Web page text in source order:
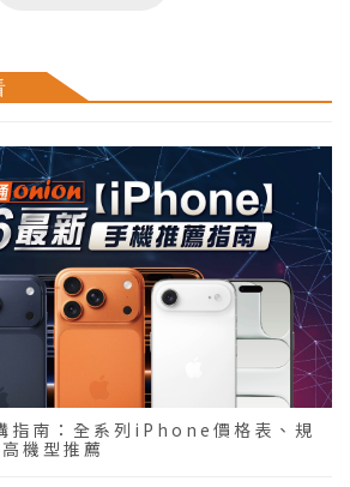
南：全系列iPhone價格表、規
機型推薦